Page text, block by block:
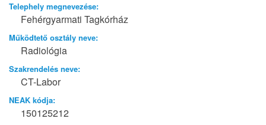
Telephely megnevezése:
Fehérgyarmati Tagkórház
Működtető osztály neve:
Radiológia
Szakrendelés neve:
CT-Labor
NEAK kódja:
150125212